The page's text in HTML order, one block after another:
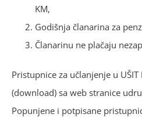
KM,
Godišnja članarina za
Članarinu ne plačaju
Pristupnice za učlanjenje u
(download) sa web stranice
Popunjene i potpisane